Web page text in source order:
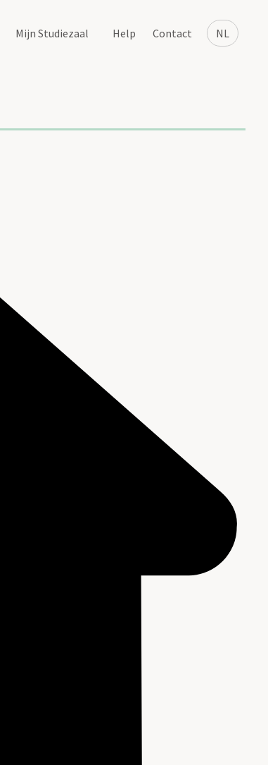
NL
Mijn Studiezaal Help Contact